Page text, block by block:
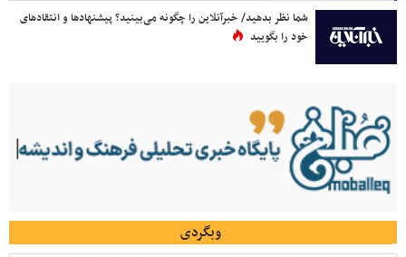
شما نظر بدهید/ خبرآنلاین را چگونه می‌بینید؟ پیشنهادها و انتقادهای
خود را بگویید
وبگردی